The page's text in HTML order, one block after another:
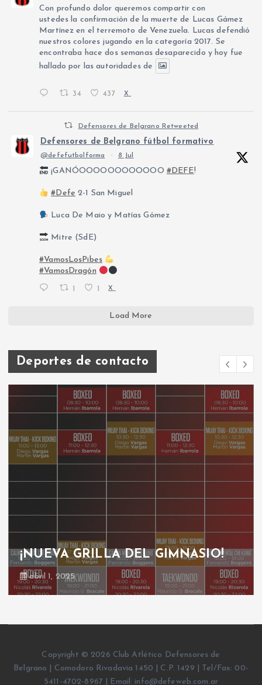
Con profundo dolor queremos compartir con
ustedes la confirmación de la muerte de Lucas Gámez
Martínez en el terremoto de Venezuela. Lucas defendió
nuestros colores jugando en la categoría 2017. Se
encontraba hace dos semanas desaparecido y hoy fue
hallado por las autoridades de
34 437 X
Defensores de Belgrano Retweeted
Defensores de Belgrano fútbol formativo
@defefutbolforma · 8 Jul
¡GANÓOOOOOOOOOOOO #DEFE!
#Defe 2-1 San Miguel
Luca De Maio y Matías Gómez
Mitre (SdE)
#VamosLosPibes
#VamosDragón
1 1 X
Load More
Deportes de contacto
¡NUEVA GRILLA DEL GIMNASIO!
abril 1, 2025
Copyright © 2026 Club Atlético Defensores de
Belgrano | Comodoro Rivadavia 1450 | C.P. 1429 | Tel/Fax: 00-
5411-4702-8967 | Email: info@defeweb.com.ar